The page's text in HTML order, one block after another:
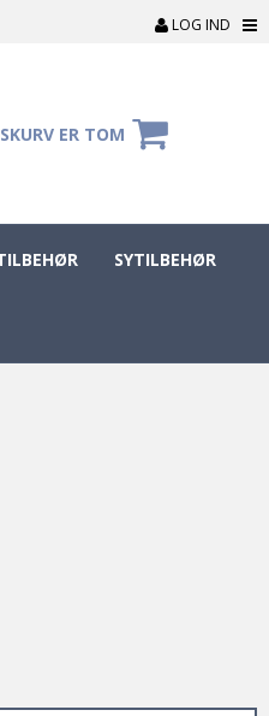
LOG IND
ER TOM
SYTILBEHØR